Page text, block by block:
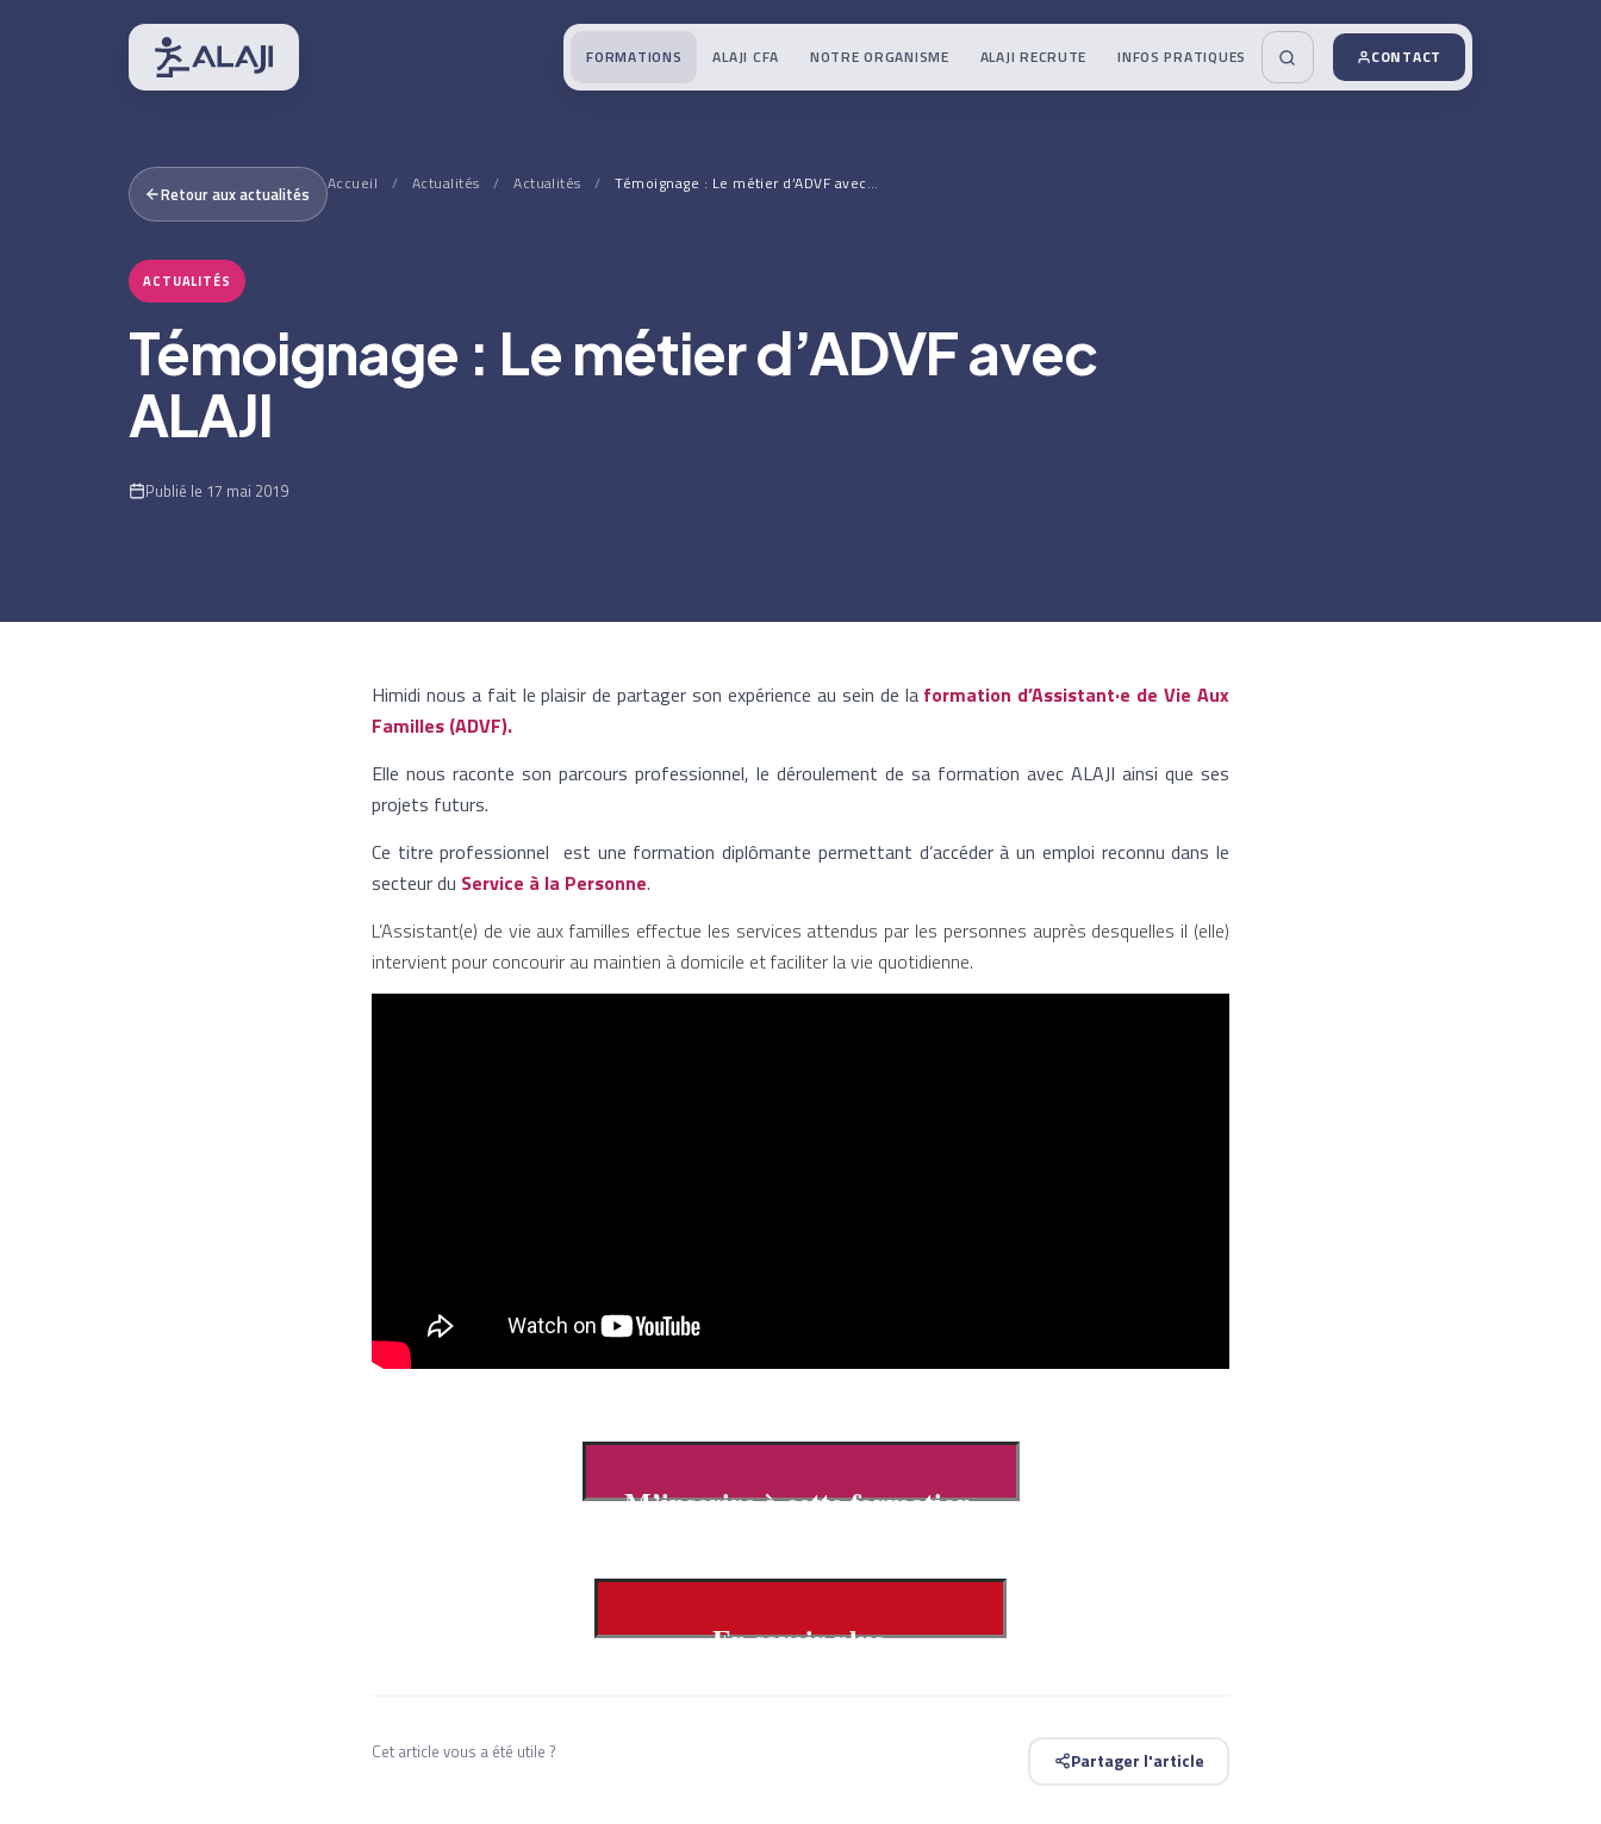
FORMATIONS ALAJI CFA NOTRE ORGANISME ALAJI RECRUTE INFOS PRATIQUES CONTACT
Retour aux actualités Accueil / Actualités / Actualités / Témoignage : Le métier d’ADVF avec…
ACTUALITÉS
Témoignage : Le métier d’ADVF avec
ALAJI
Publié le 17 mai 2019
Himidi nous a fait le plaisir de partager son expérience au sein de la formation d’Assistant·e de Vie Aux
Familles (ADVF).
Elle nous raconte son parcours professionnel, le déroulement de sa formation avec ALAJI ainsi que ses
projets futurs.
Ce titre professionnel est une formation diplômante permettant d’accéder à un emploi reconnu dans le
secteur du Service à la Personne.
L’Assistant(e) de vie aux familles effectue les services attendus par les personnes auprès desquelles il (elle)
intervient pour concourir au maintien à domicile et faciliter la vie quotidienne.
M’inscrire à cette formation
En savoir plus
Cet article vous a été utile ? Partager l'article